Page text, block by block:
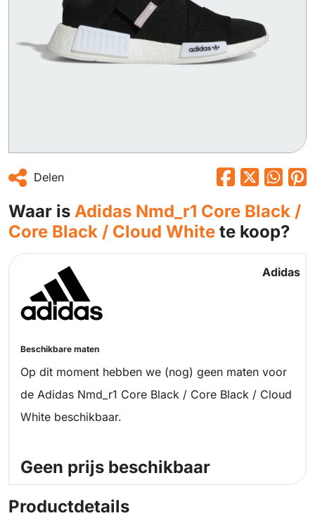
Delen
Waar is Adidas Nmd_r1 Core Black /
Core Black / Cloud White te koop?
Adidas
Beschikbare maten
Op dit moment hebben we (nog) geen maten voor
de Adidas Nmd_r1 Core Black / Core Black / Cloud
White beschikbaar.
Geen prijs beschikbaar
Productdetails